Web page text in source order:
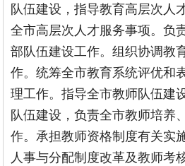
队伍建设，指导教育高层次人
全市高层次人才服务事项。负
部队伍建设工作。组织协调教
作。统筹全市教育系统评优和
理工作。指导全市教师队伍建
队伍建设，负责全市教师培养
作。承担教师资格制度有关实
人事与分配制度改革及教师考